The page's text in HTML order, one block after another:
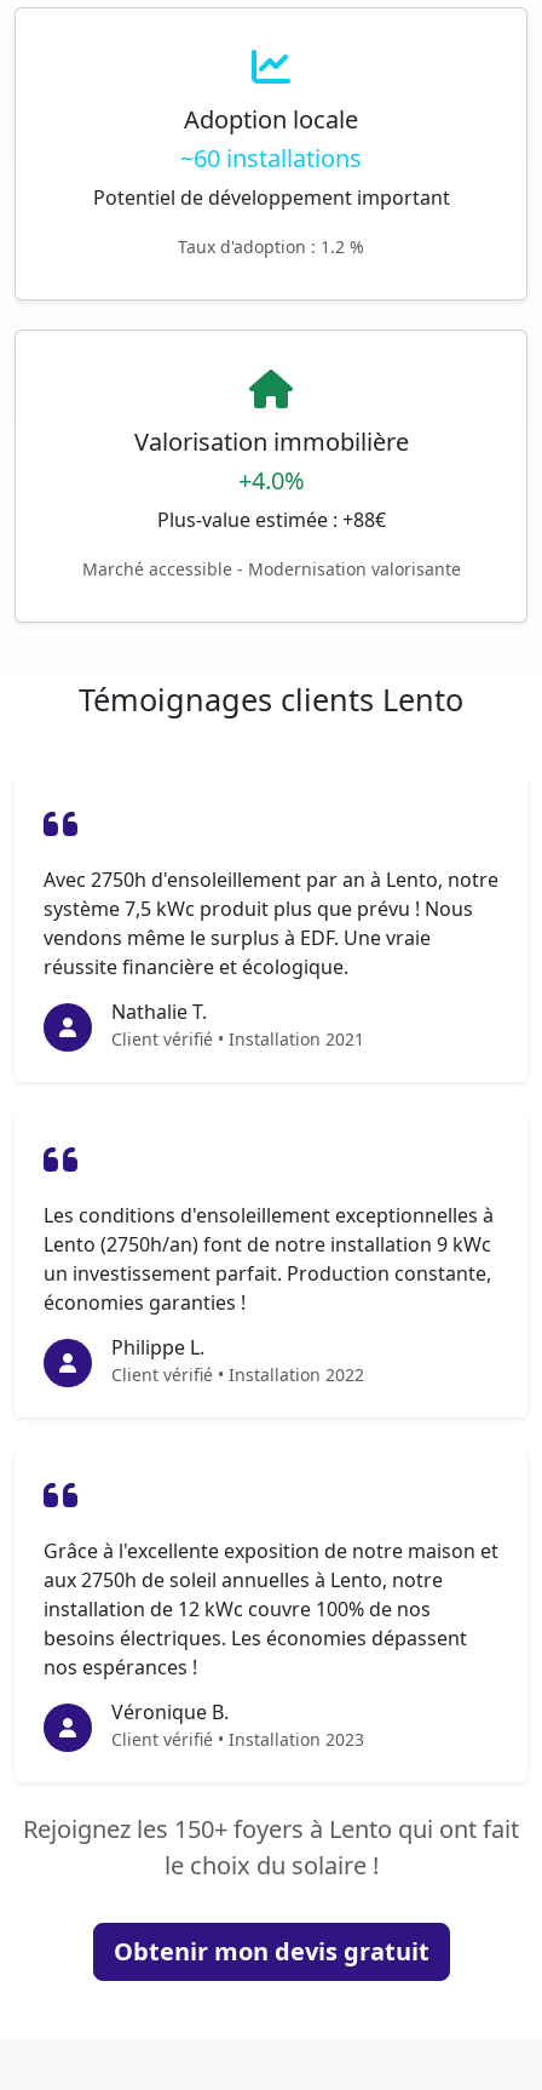
Adoption locale
~60 installations
Potentiel de développement important
Taux d'adoption : 1.2 %
Valorisation immobilière
+4.0%
Plus-value estimée : +88€
Marché accessible - Modernisation valorisante
Témoignages clients Lento
Avec 2750h d'ensoleillement par an à Lento, notre
système 7,5 kWc produit plus que prévu ! Nous
vendons même le surplus à EDF. Une vraie
réussite financière et écologique.
Nathalie T.
Client vérifié • Installation 2021
Les conditions d'ensoleillement exceptionnelles à
Lento (2750h/an) font de notre installation 9 kWc
un investissement parfait. Production constante,
économies garanties !
Philippe L.
Client vérifié • Installation 2022
Grâce à l'excellente exposition de notre maison et
aux 2750h de soleil annuelles à Lento, notre
installation de 12 kWc couvre 100% de nos
besoins électriques. Les économies dépassent
nos espérances !
Véronique B.
Client vérifié • Installation 2023
Rejoignez les 150+ foyers à Lento qui ont fait
le choix du solaire !
Obtenir mon devis gratuit